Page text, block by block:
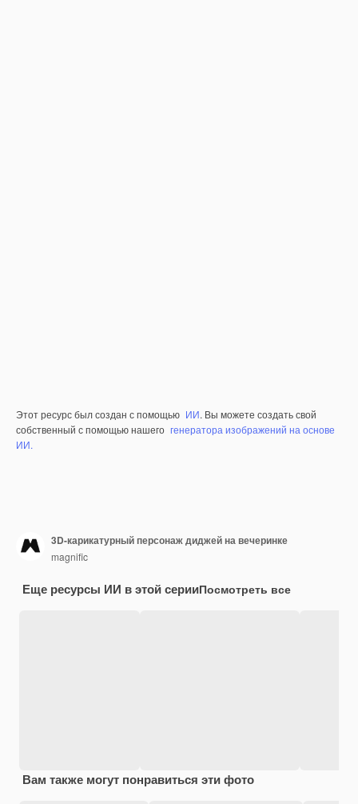
Этот ресурс был создан с помощью ИИ. Вы можете создать свой
собственный с помощью нашего генератора изображений на основе
ИИ.
3D-карикатурный персонаж диджей на вечеринке
magnific
Еще ресурсы ИИ в этой серииПосмотреть все
Вам также могут понравиться эти фото